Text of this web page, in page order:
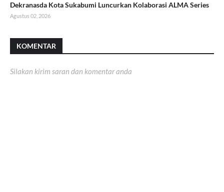
Dekranasda Kota Sukabumi Luncurkan Kolaborasi ALMA Series
Agustus 02, 2026
KOMENTAR
Silakan kirim saran dan komentar anda